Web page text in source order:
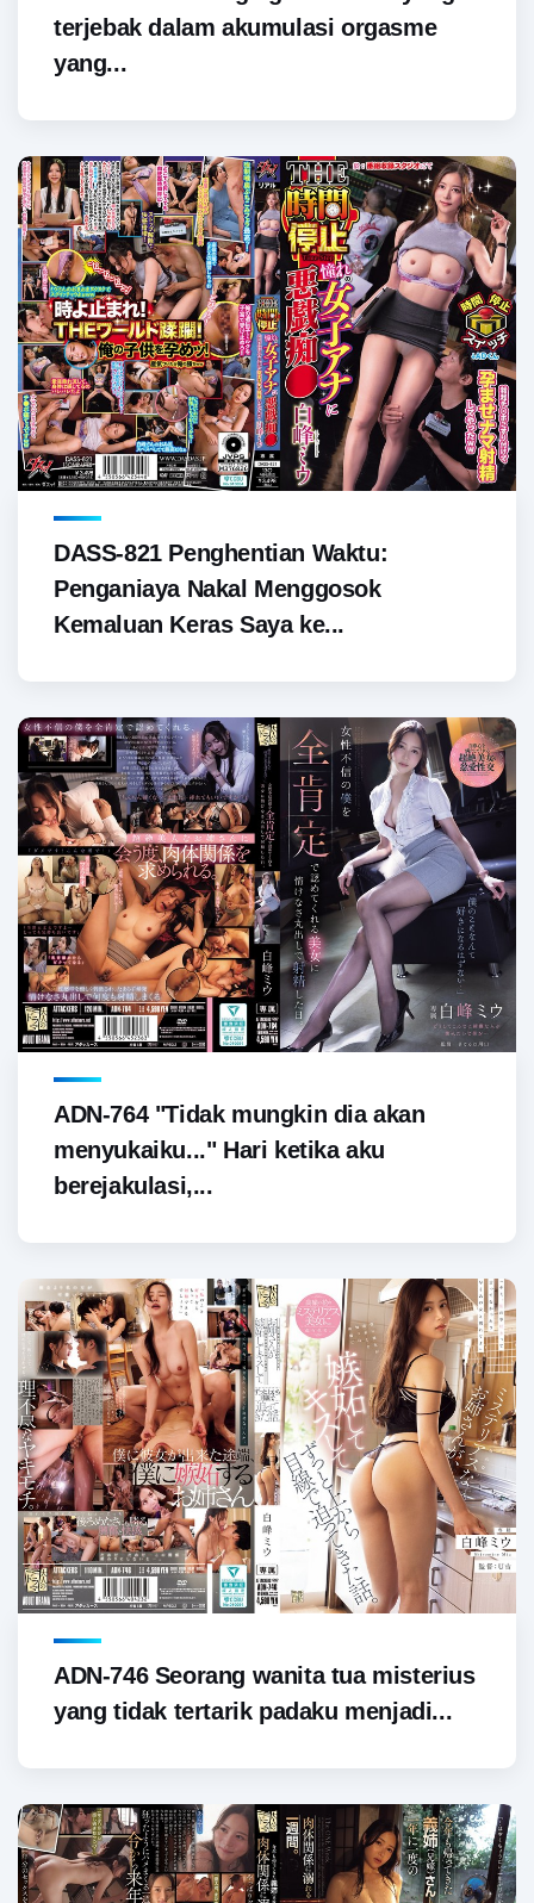
terjebak dalam akumulasi orgasme
yang...
DASS-821 Penghentian Waktu:
Penganiaya Nakal Menggosok
Kemaluan Keras Saya ke...
ADN-764 "Tidak mungkin dia akan
menyukaiku..." Hari ketika aku
berejakulasi,...
ADN-746 Seorang wanita tua misterius
yang tidak tertarik padaku menjadi...